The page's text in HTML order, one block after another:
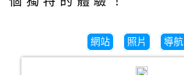
網站 照片 導航